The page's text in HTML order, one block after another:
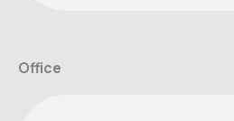
Office